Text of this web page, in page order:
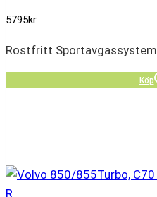
5795kr
Rostfritt Sportavgassystem
Köp